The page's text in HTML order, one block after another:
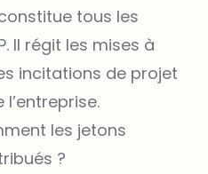
tous les
Il régit les mises à
incitations de projet
les jetons
?